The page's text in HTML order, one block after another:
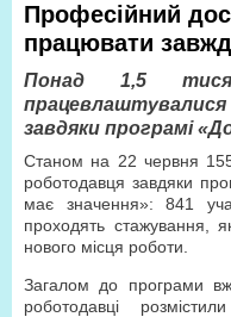
Професійний
працювати
Понад 1,5
завдяки програмі
Станом на 22 червня
роботодавця завдяки
має значення»: 841
проходять стажування,
нового місця роботи.
Загалом до програми
роботодавці